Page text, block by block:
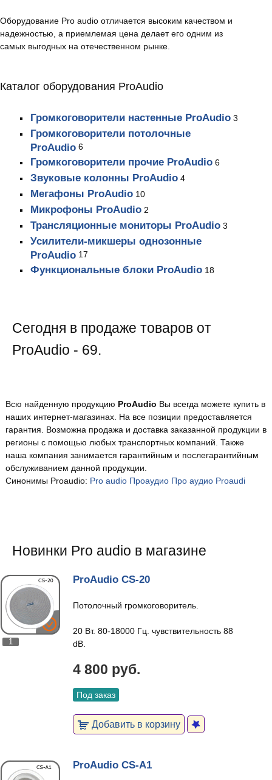
Оборудование Pro audio отличается высоким качеством и
надежностью, а приемлемая цена делает его одним из
самых выгодных на отечественном рынке.
Каталог оборудования ProAudio
Громкоговорители настенные ProAudio 3
Громкоговорители потолочные
ProAudio 6
Громкоговорители прочие ProAudio 6
Звуковые колонны ProAudio 4
Мегафоны ProAudio 10
Микрофоны ProAudio 2
Трансляционные мониторы ProAudio 3
Усилители-микшеры однозонные
ProAudio 17
Функциональные блоки ProAudio 18
Сегодня в продаже товаров от
ProAudio - 69.
Всю найденную продукцию ProAudio Вы всегда можете купить в
наших интернет-магазинах. На все позиции предоставляется
гарантия. Возможна продажа и доставка заказанной продукции в
регионы с помощью любых транспортных компаний. Также
наша компания занимается гарантийным и послегарантийным
обслуживанием данной продукции.
Синонимы Proaudio: Pro audio Проаудио Про аудио Proaudi
Новинки Pro audio в магазине
1
ProAudio CS-20
Потолочный громкоговоритель.
20 Вт. 80-18000 Гц. чувствительность 88
dB.
4 800 руб.
Под заказ
Добавить в корзину
ProAudio CS-A1